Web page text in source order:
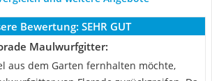
Bewertung: SEHR GUT
Maulwurfgitter:
aus dem Garten fernhalten möchte,